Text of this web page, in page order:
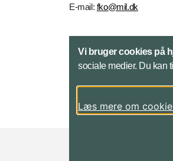
E-mail: fko@mil.dk
Kontakt
Vi bruger cookies på
sociale medier. Du kan
Læs mere om